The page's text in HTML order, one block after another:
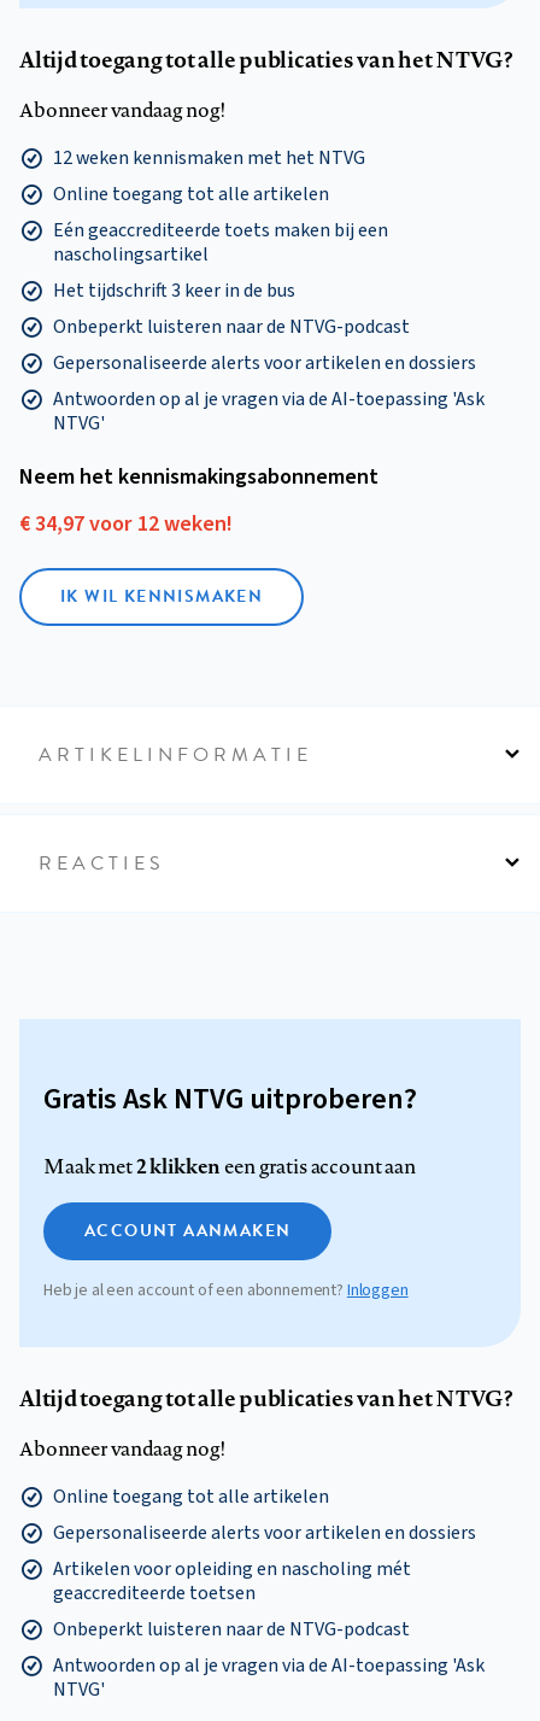
Altijd toegang tot alle publicaties van het NTVG?
Abonneer vandaag nog!
12 weken kennismaken met het NTVG
Online toegang tot alle artikelen
Eén geaccrediteerde toets maken bij een
nascholingsartikel
Het tijdschrift 3 keer in de bus
Onbeperkt luisteren naar de NTVG-podcast
Gepersonaliseerde alerts voor artikelen en dossiers
Antwoorden op al je vragen via de AI-toepassing 'Ask
NTVG'
Neem het kennismakings­abonnement
€ 34,97 voor 12 weken!
IK WIL KENNISMAKEN
ARTIKELINFORMATIE
REACTIES
Gratis Ask NTVG uitproberen?
Maak met2 klikkeneen gratis account aan
ACCOUNT AANMAKEN
Heb je al een account of een abonnement?Inloggen
Altijd toegang tot alle publicaties van het NTVG?
Abonneer vandaag nog!
Online toegang tot alle artikelen
Gepersonaliseerde alerts voor artikelen en dossiers
Artikelen voor opleiding en nascholing mét
geaccrediteerde toetsen
Onbeperkt luisteren naar de NTVG-podcast
Antwoorden op al je vragen via de AI-toepassing 'Ask
NTVG'